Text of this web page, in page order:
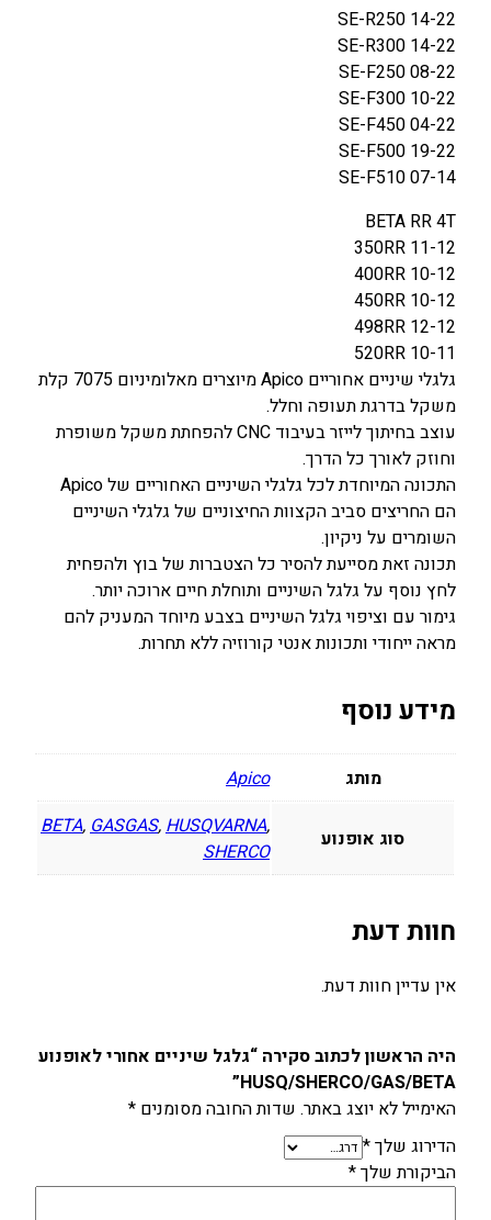
SE-R250 14-22
SE-R300 14-22
SE-F250 08-22
SE-F300 10-22
SE-F450 04-22
SE-F500 19-22
SE-F510 07-14
BETA RR 4T
350RR 11-12
400RR 10-12
450RR 10-12
498RR 12-12
520RR 10-11
גלגלי שיניים אחוריים Apico מיוצרים מאלומיניום 7075 קלת
משקל בדרגת תעופה וחלל.
עוצב בחיתוך לייזר בעיבוד CNC להפחתת משקל משופרת
וחוזק לאורך כל הדרך.
התכונה המיוחדת לכל גלגלי השיניים האחוריים של Apico
הם החריצים סביב הקצוות החיצוניים של גלגלי השיניים
השומרים על ניקיון.
תכונה זאת מסייעת להסיר כל הצטברות של בוץ ולהפחית
לחץ נוסף על גלגל השיניים ותוחלת חיים ארוכה יותר.
גימור עם וציפוי גלגל השיניים בצבע מיוחד המעניק להם
מראה ייחודי ותכונות אנטי קורוזיה ללא תחרות.
מידע נוסף
מותג Apico
סוג אופנוע BETA, GASGAS, HUSQVARNA,
SHERCO
חוות דעת
אין עדיין חוות דעת.
היה הראשון לכתוב סקירה “גלגל שיניים אחורי לאופנוע
HUSQ/SHERCO/GAS/BETA”
האימייל לא יוצג באתר. שדות החובה מסומנים *
הדירוג שלך*
הביקורת שלך*